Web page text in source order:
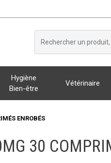
Hygiène
Bien-être
Vétérinaire
ENROBÉS
30